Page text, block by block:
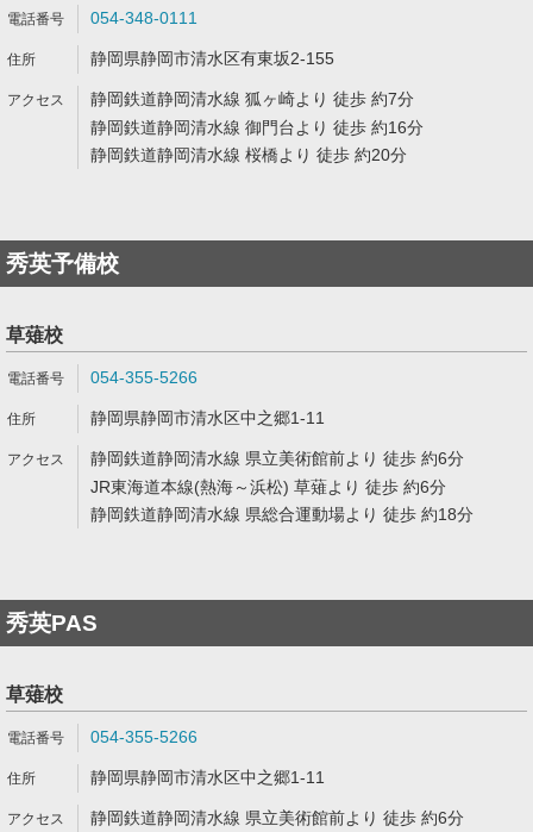
054-348-0111
静岡県静岡市清水区有東坂2-155
静岡鉄道静岡清水線 狐ヶ崎より 徒歩 約7分
静岡鉄道静岡清水線 御門台より 徒歩 約16分
静岡鉄道静岡清水線 桜橋より 徒歩 約20分
秀英予備校
草薙校
054-355-5266
静岡県静岡市清水区中之郷1-11
静岡鉄道静岡清水線 県立美術館前より 徒歩 約6分
JR東海道本線(熱海～浜松) 草薙より 徒歩 約6分
静岡鉄道静岡清水線 県総合運動場より 徒歩 約18分
秀英PAS
草薙校
054-355-5266
静岡県静岡市清水区中之郷1-11
静岡鉄道静岡清水線 県立美術館前より 徒歩 約6分